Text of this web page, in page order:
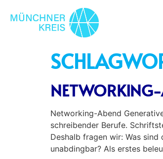
NETWORKING-
Networking-Abend
schreibender Berufe.
Deshalb fragen wir: Was
unabdingbar? Als erstes